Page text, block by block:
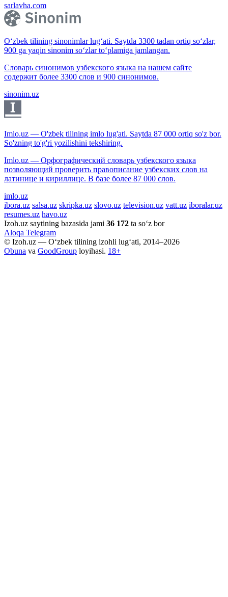
sarlavha.com
O‘zbek tilining sinonimlar lug‘ati. Saytda 3300 tadan ortiq so‘zlar,
900 ga yaqin sinonim so‘zlar to‘plamiga jamlangan.
Словарь синонимов узбекского языка на нашем сайте
содержит более 3300 слов и 900 синонимов.
sinonim.uz
Imlo.uz — O'zbek tilining imlo lug'ati. Saytda 87 000 ortiq so'z bor.
So'zning to'g'ri yozilishini tekshiring.
Imlo.uz — Орфографический словарь узбекского языка
позволяющий проверить правописание узбекских слов на
латинице и кириллице. В базе более 87 000 слов.
imlo.uz
ibora.uz salsa.uz skripka.uz slovo.uz television.uz vatt.uz iboralar.uz
resumes.uz havo.uz
Izoh.uz saytining bazasida jami 36 172 ta so‘z bor
Aloqa Telegram
© Izoh.uz — O‘zbek tilining izohli lug‘ati, 2014–2026
Obuna va GoodGroup loyihasi. 18+